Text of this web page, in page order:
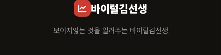
바이럴김선생
보이지않는 것을 알려주는 바이럴김선생